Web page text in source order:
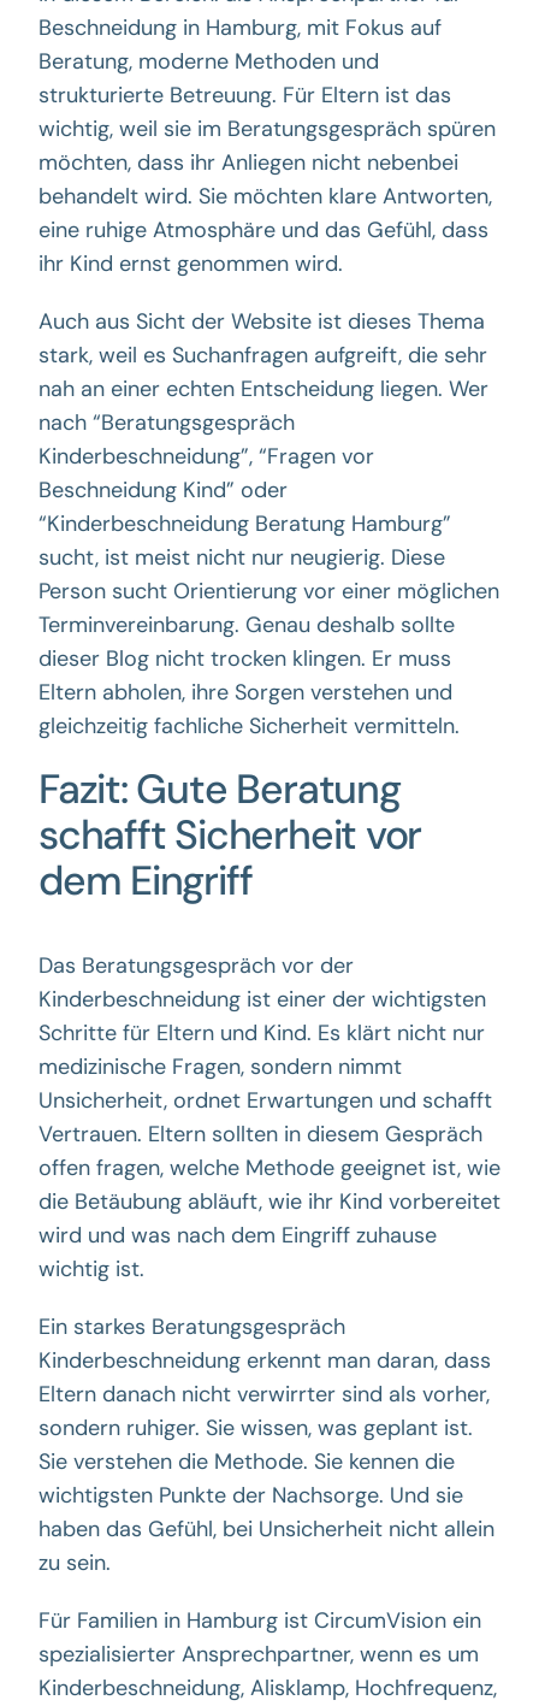
Beschneidung in Hamburg, mit Fokus auf
Beratung, moderne Methoden und
strukturierte Betreuung. Für Eltern ist das
wichtig, weil sie im Beratungsgespräch spüren
möchten, dass ihr Anliegen nicht nebenbei
behandelt wird. Sie möchten klare Antworten,
eine ruhige Atmosphäre und das Gefühl, dass
ihr Kind ernst genommen wird.
Auch aus Sicht der Website ist dieses Thema
stark, weil es Suchanfragen aufgreift, die sehr
nah an einer echten Entscheidung liegen. Wer
nach “Beratungsgespräch
Kinderbeschneidung”, “Fragen vor
Beschneidung Kind” oder
“Kinderbeschneidung Beratung Hamburg”
sucht, ist meist nicht nur neugierig. Diese
Person sucht Orientierung vor einer möglichen
Terminvereinbarung. Genau deshalb sollte
dieser Blog nicht trocken klingen. Er muss
Eltern abholen, ihre Sorgen verstehen und
gleichzeitig fachliche Sicherheit vermitteln.
Fazit: Gute Beratung
schafft Sicherheit vor
dem Eingriff
Das Beratungsgespräch vor der
Kinderbeschneidung ist einer der wichtigsten
Schritte für Eltern und Kind. Es klärt nicht nur
medizinische Fragen, sondern nimmt
Unsicherheit, ordnet Erwartungen und schafft
Vertrauen. Eltern sollten in diesem Gespräch
offen fragen, welche Methode geeignet ist, wie
die Betäubung abläuft, wie ihr Kind vorbereitet
wird und was nach dem Eingriff zuhause
wichtig ist.
Ein starkes Beratungsgespräch
Kinderbeschneidung erkennt man daran, dass
Eltern danach nicht verwirrter sind als vorher,
sondern ruhiger. Sie wissen, was geplant ist.
Sie verstehen die Methode. Sie kennen die
wichtigsten Punkte der Nachsorge. Und sie
haben das Gefühl, bei Unsicherheit nicht allein
zu sein.
Für Familien in Hamburg ist CircumVision ein
spezialisierter Ansprechpartner, wenn es um
Kinderbeschneidung, Alisklamp, Hochfrequenz,